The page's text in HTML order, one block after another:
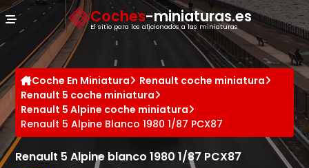
Coches-miniaturas.es
El sitio para los aficionados a las miniaturas
Coche En Miniatura
Renault coche miniatura
Renault 5 coche miniatura
Renault 5 Alpine coche miniatura
Renault 5 Alpine Blanco 1980 1/87 PCX87
Renault 5 Alpine blanco 1980 1/87 PCX87
Panel de gestión de cookies